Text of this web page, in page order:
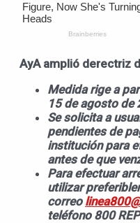
AyA amplió derectriz
Medida rige a
15 de agosto de
Se solicita a
pendientes de
institución para
antes de que
Para efectuar
utilizar
correo
teléfono 800